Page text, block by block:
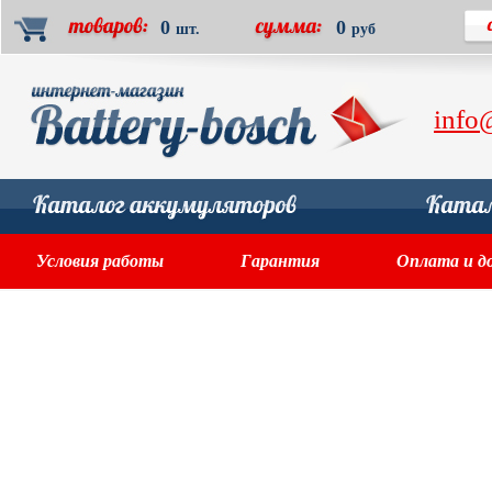
0 шт. 0 руб
Условия работы Гарантия Оплата и